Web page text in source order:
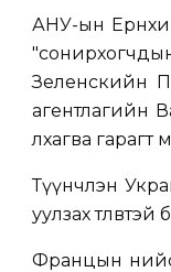
АНУ-ын
Зеленскийн
агентлагийн
лхагва гарагт
Түүнчлэн
уулзах
Францын